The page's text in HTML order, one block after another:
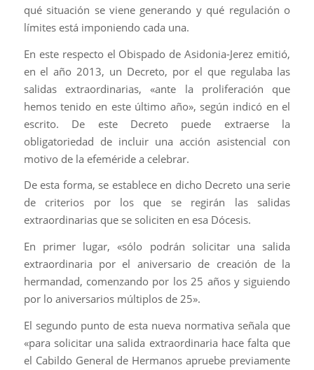
qué situación se viene generando y qué regulación o
límites está imponiendo cada una.
En este respecto el Obispado de Asidonia-Jerez emitió,
en el año 2013, un Decreto, por el que regulaba las
salidas extraordinarias, «ante la proliferación que
hemos tenido en este último año», según indicó en el
escrito. De este Decreto puede extraerse la
obligatoriedad de incluir una acción asistencial con
motivo de la efeméride a celebrar.
De esta forma, se establece en dicho Decreto una serie
de criterios por los que se regirán las salidas
extraordinarias que se soliciten en esa Dócesis.
En primer lugar, «sólo podrán solicitar una salida
extraordinaria por el aniversario de creación de la
hermandad, comenzando por los 25 años y siguiendo
por lo aniversarios múltiplos de 25».
El segundo punto de esta nueva normativa señala que
«para solicitar una salida extraordinaria hace falta que
el Cabildo General de Hermanos apruebe previamente